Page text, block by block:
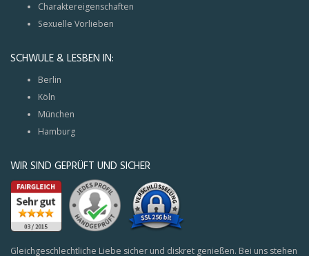
Charaktereigenschaften
Sexuelle Vorlieben
SCHWULE & LESBEN IN:
Berlin
Köln
München
Hamburg
WIR SIND GEPRÜFT UND SICHER
Gleichgeschlechtliche Liebe sicher und diskret genießen. Bei uns stehen